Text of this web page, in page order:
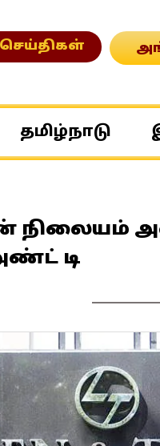
செய்திகள்
தமிழ்நாடு
நிலையம்
டி